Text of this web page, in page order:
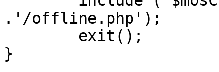
.'/offline.php');
}